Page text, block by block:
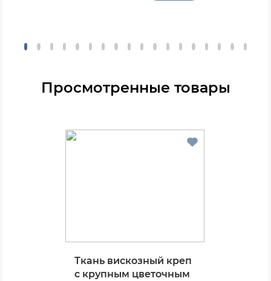
Просмотренные товары
Ткань вискозный креп
с крупным цветочным